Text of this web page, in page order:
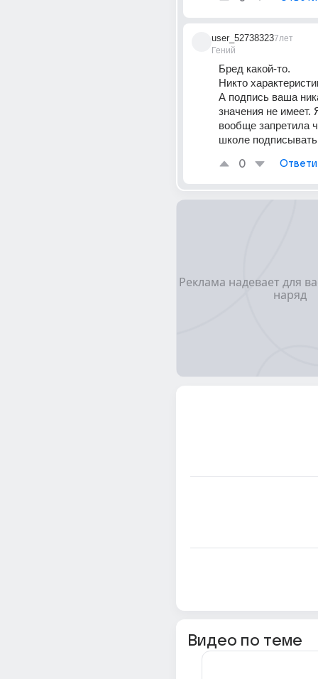
user_52738323
Гений
7лет
Бред какой-то.
Никто
А подпись ваша
значения не имеет.
вообще запретила
школе
0
Видео по теме